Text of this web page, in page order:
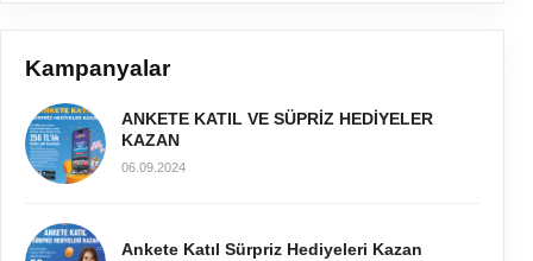
Kampanyalar
ANKETE KATIL VE SÜPRİZ HEDİYELER
KAZAN
06.09.2024
Ankete Katıl Sürpriz Hediyeleri Kazan